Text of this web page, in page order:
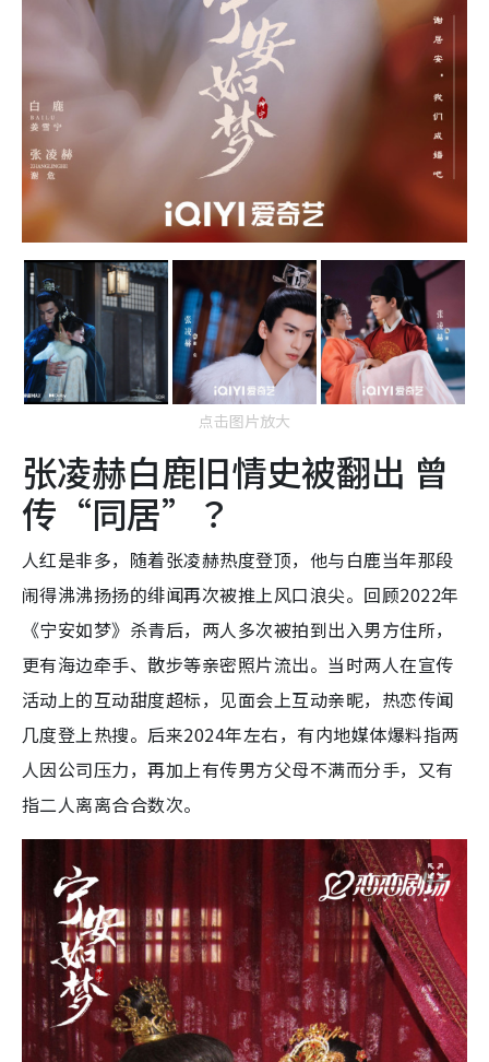
点击图片放大
张凌赫白鹿旧情史被翻出 曾
传“同居”？
人红是非多，随着张凌赫热度登顶，他与白鹿当年那段
闹得沸沸扬扬的绯闻再次被推上风口浪尖。回顾2022年
《宁安如梦》杀青后，两人多次被拍到出入男方住所，
更有海边牵手、散步等亲密照片流出。当时两人在宣传
活动上的互动甜度超标，见面会上互动亲昵，热恋传闻
几度登上热搜。后来2024年左右，有内地媒体爆料指两
人因公司压力，再加上有传男方父母不满而分手，又有
指二人离离合合数次。